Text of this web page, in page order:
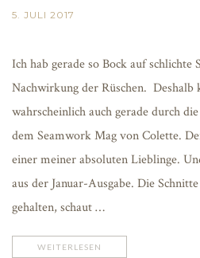
5. JULI 2017
Ich hab gerade so Bock auf
Nachwirkung der Rüschen. Deshalb
wahrscheinlich auch gerade durch
dem Seamwork Mag von Colette.
einer meiner absoluten Lieblinge.
aus der Januar-Ausgabe. Die
gehalten, schaut …
WEITERLESEN